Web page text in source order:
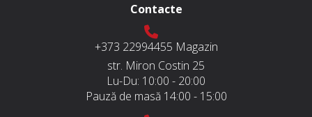
Contacte
+373 22994455 Magazin
str. Miron Costin 25
Lu-Du: 10:00 - 20:00
Pauză de masă 14:00 - 15:00